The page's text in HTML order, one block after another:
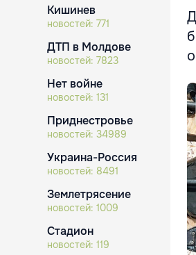
Кишинев
новостей: 771
ДТП в Молдове
новостей: 7823
Нет войне
новостей: 131
Приднестровье
новостей: 34989
Украина-Россия
новостей: 8491
Землетрясение
новостей: 1009
Стадион
новостей: 119